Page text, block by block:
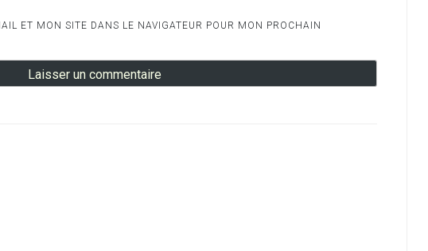
ET MON SITE DANS LE NAVIGATEUR POUR MON PROCHAIN